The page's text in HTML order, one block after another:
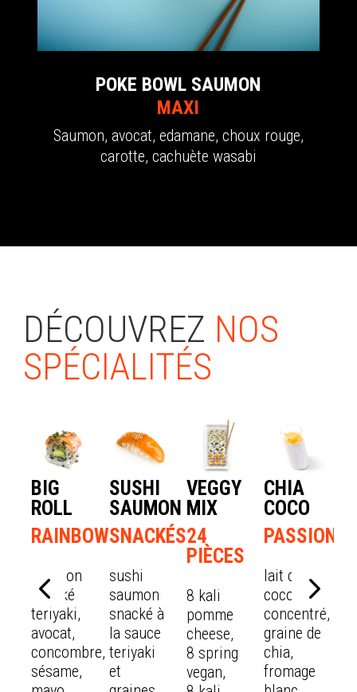
POKE BOWL SAUMON
MAXI
Saumon, avocat, edamane, choux rouge,
carotte, cachuète wasabi
DÉCOUVREZ NOS
SPÉCIALITÉS
BIG
ROLL
RAINBOW
Saumon
snacké
teriyaki,
avocat,
concombre,
sésame,
SUSHI
SAUMON
SNACKÉS
sushi
saumon
snacké à
la sauce
teriyaki
et
VEGGY
MIX
24
PIÈCES
8 kali
pomme
cheese,
8 spring
vegan,
CHIA
COCO
PASSION
lait de
coco, lait
concentré,
graine de
chia,
fromage